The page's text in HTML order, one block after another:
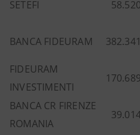
SETEFI 58.520
BANCA FIDEURAM 382.341
FIDEURAM
INVESTIMENTI
170.689
BANCA CR FIRENZE
ROMANIA